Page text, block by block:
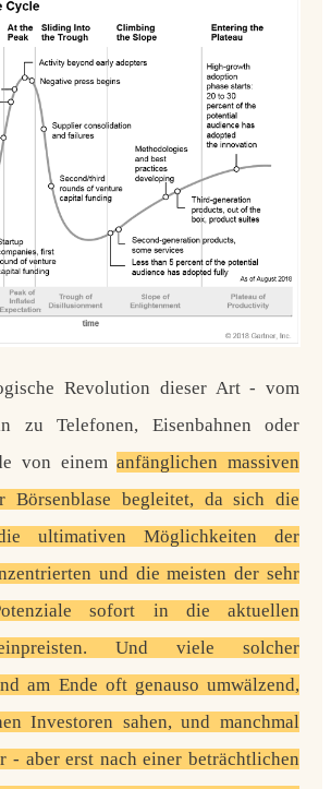
Revolution dieser Art - vom
zu Telefonen, Eisenbahnen oder
von einemanfänglichen massiven
Börsenblase begleitet, da sich die
ultimativen Möglichkeiten der
und die meisten der sehr
sofort in die aktuellen
Und viele solcher
am Ende oft genauso umwälzend,
Investoren sahen, und manchmal
- aber erst nach einer beträchtlichen